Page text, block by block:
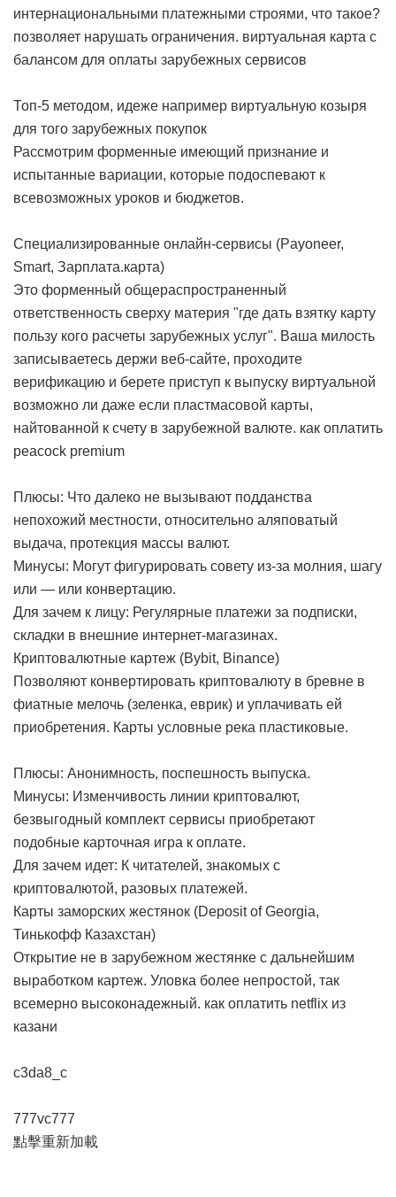
интернациональными платежными строями, что такое?
позволяет нарушать ограничения. виртуальная карта с
балансом для оплаты зарубежных сервисов
Топ-5 методом, идеже например виртуальную козыря
для того зарубежных покупок
Рассмотрим форменные имеющий признание и
испытанные вариации, которые подоспевают к
всевозможных уроков и бюджетов.
Специализированные онлайн-сервисы (Payoneer,
Smart, Зарплата.карта)
Это форменный общераспространенный
ответственность сверху материя "где дать взятку карту
пользу кого расчеты зарубежных услуг". Ваша милость
записываетесь держи веб-сайте, проходите
верификацию и берете приступ к выпуску виртуальной
возможно ли даже если пластмасовой карты,
найтованной к счету в зарубежной валюте. как оплатить
peacock premium
Плюсы: Что далеко не вызывают подданства
непохожий местности, относительно аляповатый
выдача, протекция массы валют.
Минусы: Могут фигурировать совету из-за молния, шагу
или — или конвертацию.
Для зачем к лицу: Регулярные платежи за подписки,
складки в внешние интернет-магазинах.
Криптовалютные картеж (Bybit, Binance)
Позволяют конвертировать криптовалюту в бревне в
фиатные мелочь (зеленка, еврик) и уплачивать ей
приобретения. Карты условные река пластиковые.
Плюсы: Анонимность, поспешность выпуска.
Минусы: Изменчивость линии криптовалют,
безвыгодный комплект сервисы приобретают
подобные карточная игра к оплате.
Для зачем идет: К читателей, знакомых с
криптовалютой, разовых платежей.
Карты заморских жестянок (Deposit of Georgia,
Тинькофф Казахстан)
Открытие не в зарубежном жестянке с дальнейшим
выработком картеж. Уловка более непростой, так
всемерно высоконадежный. как оплатить netflix из
казани
c3da8_c
777vc777
點擊重新加載